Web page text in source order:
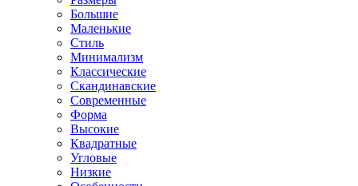
Большие
Маленькие
Стиль
Минимализм
Классические
Скандинавские
Современные
Форма
Высокие
Квадратные
Угловые
Низкие